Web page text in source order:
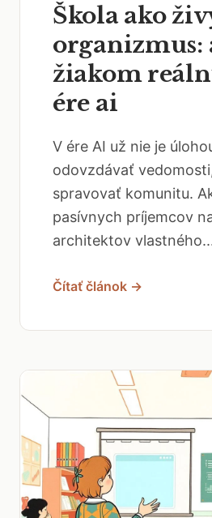
Škola ako
organizmus:
žiakom
ére ai
V ére AI už nie je
odovzdávať
spravovať komunitu.
pasívnych príjemcov
architektov
Čítať článok →